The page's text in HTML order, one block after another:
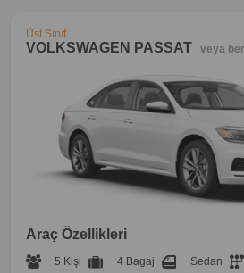
Üst Sınıf
VOLKSWAGEN PASSAT veya
Araç Özellikleri
5 Kişi 4 Bagaj Sedan